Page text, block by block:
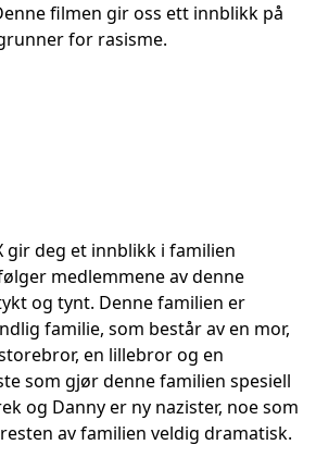
filmen gir oss ett innblikk på
for rasisme.
gir deg et innblikk i familien
medlemmene av denne
og tynt. Denne familien er
familie, som består av en mor,
en lillebror og en
som gjør denne familien spesiell
og Danny er ny nazister, noe som
av familien veldig dramatisk.